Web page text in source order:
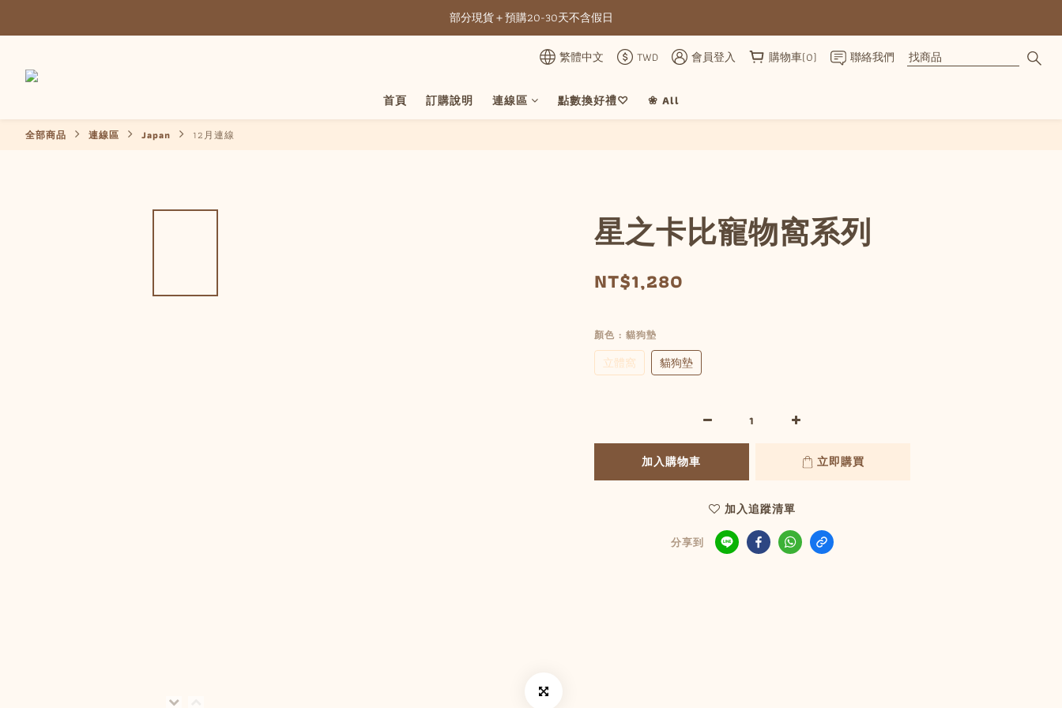
全館滿NT3500元免運
部分現貨＋預購20-30天不含假日
全館滿NT3500元免運
繁體中文 TWD 會員登入 購物車(0) 聯絡我們
首頁 訂購說明 連線區 點數換好禮♡ ❀ All
全部商品 連線區 Japan 12月連線
星之卡比寵物窩系列
NT$1,280
顏色 : 貓狗墊
立體窩 貓狗墊
加入購物車 立即購買
加入追蹤清單
分享到